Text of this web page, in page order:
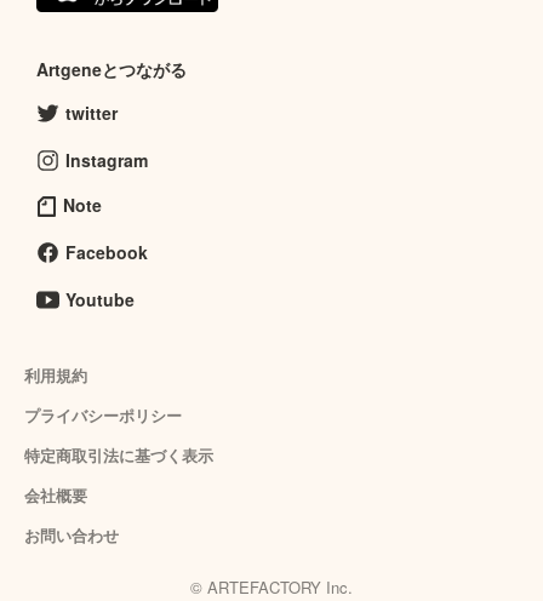
Artgeneとつながる
twitter
Instagram
Note
Facebook
Youtube
利用規約
プライバシーポリシー
特定商取引法に基づく表示
会社概要
お問い合わせ
© ARTEFACTORY Inc.